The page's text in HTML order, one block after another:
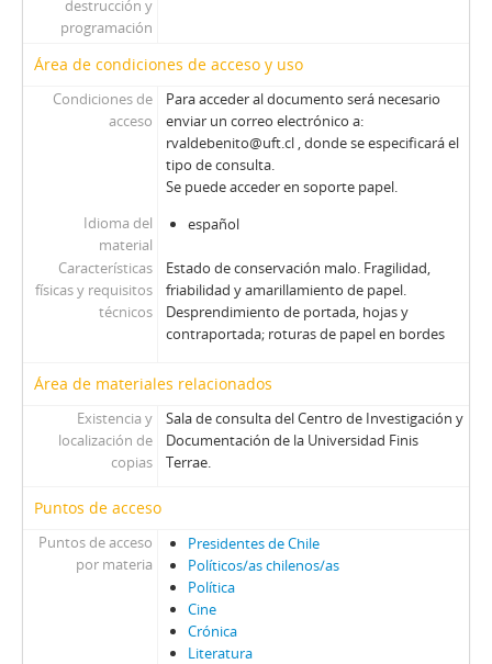
01640 - Revista Ercilla. Año XXXII, N° 1640
01642 - Revista Ercilla. Año XXXII, N° 1642
01643 - Revista Ercilla. Año XXXII, N° 1643
01644 - Revista Ercilla. Año XXXII, N° 1644
01645 - Revista Ercilla. Año XXXII, N° 1645
01646 - Revista Ercilla. Año XXXII, N° 1646
01647 - Revista Ercilla. Año XXXII, N° 1647
01648 - Revista Ercilla. Año XXXII, N° 1648
01649 - Revista Ercilla. Año XXXII, N° 1649
01650 - Revista Ercilla. Año XXXIII, N° 1650
01650-1 - Revista Ercilla. Año XXXIII, N° 1650
01651 - Revista Ercilla. Año XXXIII, N° 1651
01653 - Revista Ercilla. Año XXXIII, N° 1653
01654 - Revista Ercilla. Año XXXIII, N° 1654
01655 - Revista Ercilla. Año XXXIII, N° 1655
01656 - Revista Ercilla. Año XXXIII, N° 1656
01658 - Revista Ercilla. Año XXXIII, N° 1658
01659 - Revista Ercilla. Año XXXIII, N° 1659
01660 - Revista Ercilla. Año XXXIII, N° 1660
01661 - Revista Ercilla. Año XXXIII, N° 1661
01662 - Revista Ercilla. Año XXXIII, N° 1662
01663 - Revista Ercilla. Año XXXIII, N° 1663
destrucción y
programación
Área de condiciones de acceso y uso
Condiciones de
acceso
Para acceder al documento será necesario
enviar un correo electrónico a:
rvaldebenito@uft.cl , donde se especificará el
tipo de consulta.
Se puede acceder en soporte papel.
Idioma del
material
español
Características
físicas y requisitos
técnicos
Estado de conservación malo. Fragilidad,
friabilidad y amarillamiento de papel.
Desprendimiento de portada, hojas y
contraportada; roturas de papel en bordes
Área de materiales relacionados
Existencia y
localización de
copias
Sala de consulta del Centro de Investigación y
Documentación de la Universidad Finis
Terrae.
Puntos de acceso
Puntos de acceso
por materia
Presidentes de Chile
Políticos/as chilenos/as
Política
Cine
Crónica
Literatura